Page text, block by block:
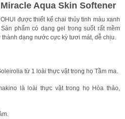
Aqua Skin Softener
được thiết kế chai thủy tinh màu xanh
phẩm có dạng gel trong suốt rất mềm
dạng nước cực kỳ tươi mát, dễ chịu.
từ 1 loài thực vật trong họ Tầm ma.
là loài thực vật trong họ Hòa thảo,